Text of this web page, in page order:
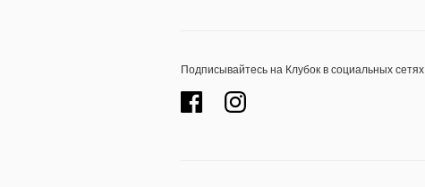
Подписывайтесь на Клубок в социальных сетях